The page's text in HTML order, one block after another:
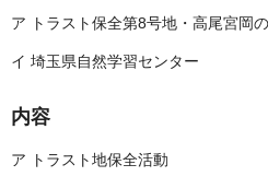
ア トラスト保全第8号地・高尾宮岡
イ 埼玉県自然学習センター
内容
ア トラスト地保全活動